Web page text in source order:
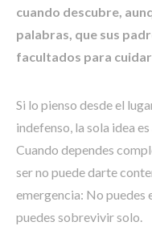
cuando descubre,
palabras, que sus
facultados para
Si lo pienso desde el
indefenso, la sola idea
Cuando dependes
ser no puede darte
emergencia: No puedes
puedes sobrevivir solo.